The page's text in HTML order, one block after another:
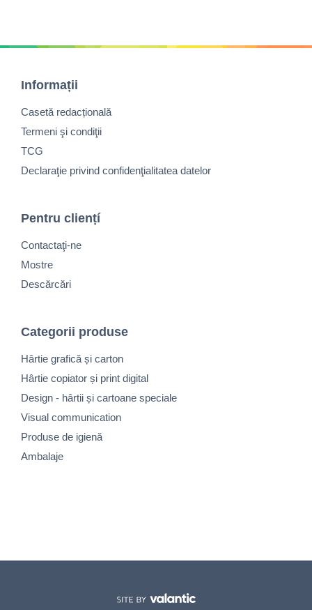
Informații
Casetă redacțională
Termeni şi condiţii
TCG
Declaraţie privind confidenţialitatea datelor
Pentru cliențí
Contactaţi-ne
Mostre
Descărcări
Categorii produse
Hârtie grafică și carton
Hârtie copiator și print digital
Design - hârtii și cartoane speciale
Visual communication
Produse de igienă
Ambalaje